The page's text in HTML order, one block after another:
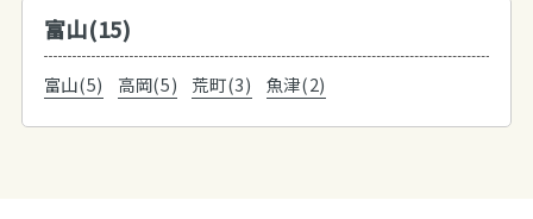
富山(15)
富山(5) 高岡(5) 荒町(3) 魚津(2)